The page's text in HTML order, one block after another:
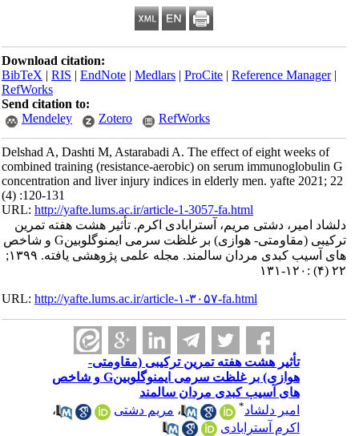
Download citation:
BibTeX|RIS|EndNote|Medlars|ProCite|Reference Manager
RefWorks
Send citation to:
Mendeley
Zotero RefWorks
Delshad A, Dashti M, Astarabadi A. The effect of eight weeks of
combined training (resistance-aerobic) on serum immunoglobulin G
concentration and liver injury indices in elderly men. yafte 2021; 22
(4) :120-131
URL:http://yafte.lums.ac.ir/article-1-3057-fa.html
دلشاد امیر، دشتی مریم، آسترابادی اکرم. تأثیر هشت هفته تمرین
ترکیبی (مقاومتی- هوازی) بر غلظت سرمی ایمنوگلوبینG و شاخص‌
های آسیب کبدی مردان سالمند. مجله علمی پژوهشی یافته. ۱۳۹۹;
۲۲ (۴) :۱۲۰-۱۳۱
URL:http://yafte.lums.ac.ir/article-۱-۳۰۵۷-fa.html
تأثیر هشت هفته تمرین ترکیبی (مقاومتی-
هوازی) بر غلظت سرمی ایمنوگلوبینG و شاخص‌
های آسیب کبدی مردان سالمند
امیر دلشاد* ،مریم دشتی
،
اکرم آسترابادی